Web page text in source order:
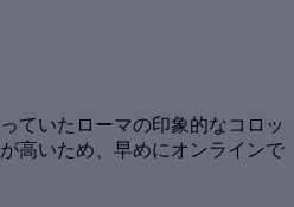
ていたローマの印象的なコロッ
高いため、早めにオンラインで